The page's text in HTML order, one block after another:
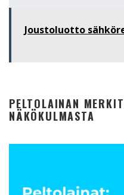
Joustoluotto
PELTOLAINAN
NÄKÖKULMASTA